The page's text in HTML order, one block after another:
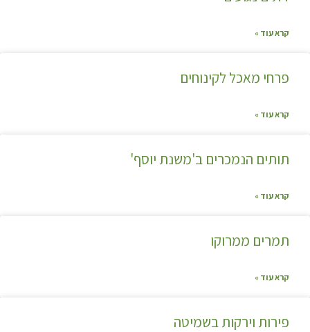
קרא עוד »
פרחי מאכל לקינוחים
קרא עוד »
תותים הנמכרים ב'משנת יוסף'
קרא עוד »
תמרים ממרוקו
קרא עוד »
פירות וירקות בשמיטה